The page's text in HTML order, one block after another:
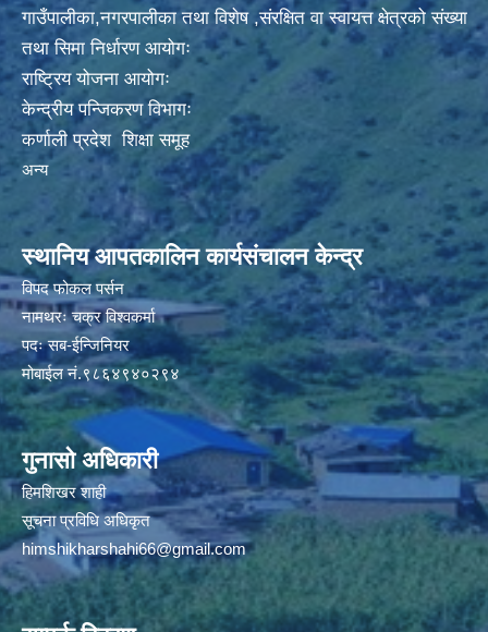
गाउँपालीका,नगरपालीका तथा विशेष ,संरक्षित वा स्वायत्त क्षेत्रको संख्या
तथा सिमा निर्धारण आयोगः
राष्ट्रिय योजना आयोगः
केन्द्रीय पन्जिकरण विभागः
कर्णाली प्रदेश शिक्षा समूह
अन्य
स्थानिय आपतकालिन कार्यसंचालन केन्द्र
विपद फोकल पर्सन
नामथरः चक्र विश्वकर्मा
पदः सब-ईन्जिनियर
मोबाईल नं.९८६४९४०२९४
गुनासो अधिकारी
हिमशिखर शाही
सूचना प्रविधि अधिकृत
himshikharshahi66@gmail.com